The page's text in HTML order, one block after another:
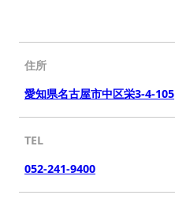
住所
愛知県名古屋市中区栄3-4-105
TEL
052-241-9400